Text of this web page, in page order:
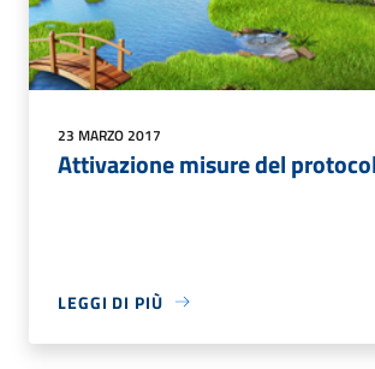
23 MARZO 2017
Attivazione misure del
LEGGI DI PIÙ